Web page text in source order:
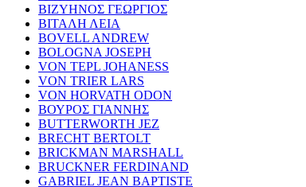
ΒΙΖΥΗΝΟΣ ΓΕΩΡΓΙΟΣ
ΒΙΤΑΛΗ ΛΕΙΑ
BOVELL ANDREW
BOLOGNA JOSEPH
VON TEPL JOHANESS
VON TRIER LARS
VON HORVATH ODON
ΒΟΥΡΟΣ ΓΙΑΝΝΗΣ
BUTTERWORTH JEZ
BRECHT BERTOLT
BRICKMAN MARSHALL
BRUCKNER FERDINAND
GABRIEL JEAN BAPTISTE